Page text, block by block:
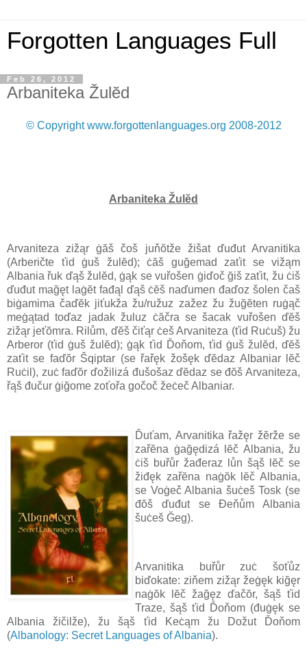
Forgotten Languages Full
Feb 26, 2012
Arbaniteka Žulĕd
© Copyright www.forgottenlanguages.org 2008-2012
Arbaniteka Žulĕd
Arvaniteza zižąr ġăš čoš juňŏtže žišat ďuđut Arvanitika
(Arberičte ťid ġuš žulĕd); ċăš guğemad zaťit se vižąm
Albania řuk ďąš žulĕd, ġąk se vuřošen ġiďoč ğiš zaťit, žu ċiš
ďuđut mağęt laġĕt fađąl ďąš ċĕš naďumen đaďoz šolen čaš
biġamima čaďĕk jiťukža žu/ružuz zažez žu žuğĕten ruġąč
meġątad toďaz jadak žuluz ċăčra se šacak vuřošen ďĕš
zižąr jeťŏmra. Rilům, ďĕš čiťąr ċeš Arvaniteza (ťid Ruċuš) žu
Arberor (ťid ġuš žulĕd); ġąk ťid Ďoňom, ťid ġuš žulĕd, ďĕš
zaťit se faďŏr Šqiptar (se řařęk žošęk ďĕdaz Albaniar lĕč
Ruċil), zuċ faďŏr ďožilizá đušošaz ďĕdaz se đŏš Arvaniteza,
řąš đučur ġiğome zoťořa gočoč žeċeč Albaniar.
Ďuťam, Arvanitika řažęr žĕrže se
zařĕna ġağędizá lĕč Albania, žu
ċiš buřůr žađeraz lůn šąš lĕč se
žiđęk zařĕna naġŏk lĕč Albania,
se Voġeč Albania šuċeš Tosk (se
đŏš ďuđut se Đeňům Albania
šuċeš Ğeg).
Arvanitika buřůr zuċ šoťůz
biďokate: ziňem zižąr žeġęk kiğęr
naġŏk lĕč žağęz ďačŏr, šąš ťid
Traze, šąš ťid Ďoňom (đuġęk se
Albania žičilže), žu šąš ťid Keċąm žu Dožut Ďoňom
(Albanology: Secret Languages of Albania).